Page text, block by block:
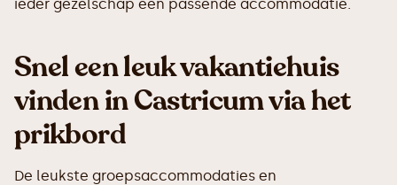
ieder gezelschap een passende accommodatie.
Snel een leuk vakantiehuis
vinden in Castricum via het
prikbord
De leukste groepsaccommodaties en